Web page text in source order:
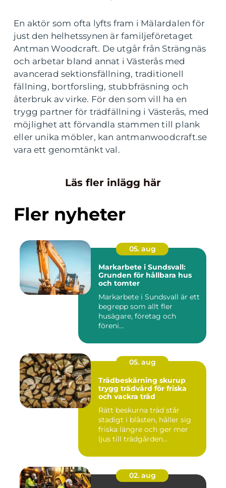
En aktör som ofta lyfts fram i Mälardalen för
just den helhetssynen är familjeföretaget
Antman Woodcraft. De utgår från Strängnäs
och arbetar bland annat i Västerås med
avancerad sektionsfällning, traditionell
fällning, bortforsling, stubbfräsning och
återbruk av virke. För den som vill ha en
trygg partner för trädfällning i Västerås, med
möjlighet att förvandla stammen till plank
eller unika möbler, kan antmanwoodcraft.se
vara ett genomtänkt val.
Läs fler inlägg här
Fler nyheter
05. aug
Markarbete i Sundsvall:
Grunden för hållbara hus
och tomter
Markarbete i Sundsvall är ett
begrepp som allt fler
husägare, företag och
föreni...
05. aug
Trädbeskärning skurup
trygg trädvård för friska
och vackra träd
Rätt beskurna träd står
stadigt i blåsten, håller sig
friska längre och ger mer
ljus till trädgården...
02. aug